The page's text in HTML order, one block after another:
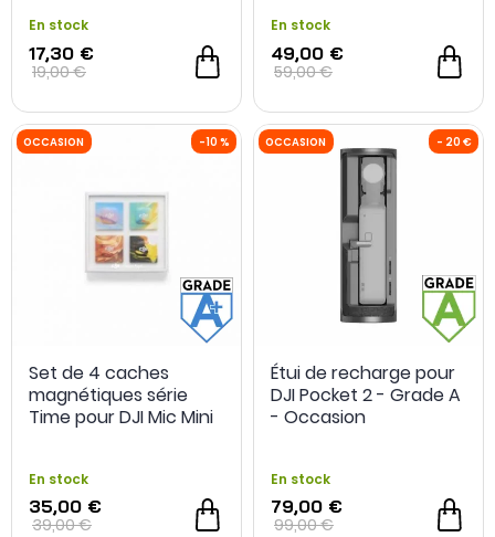
OCCASION
En stock
17,30 €
19,00 €
En stock
49,00 €
59,00 €
Set de 4 caches
magnétiques série
Time pour DJI Mic Mini
En stock
35,00 €
39,00 €
Étui de recharge pour
DJI Pocket 2 - Grade A
- Occasion
En stock
79,00 €
99,00 €